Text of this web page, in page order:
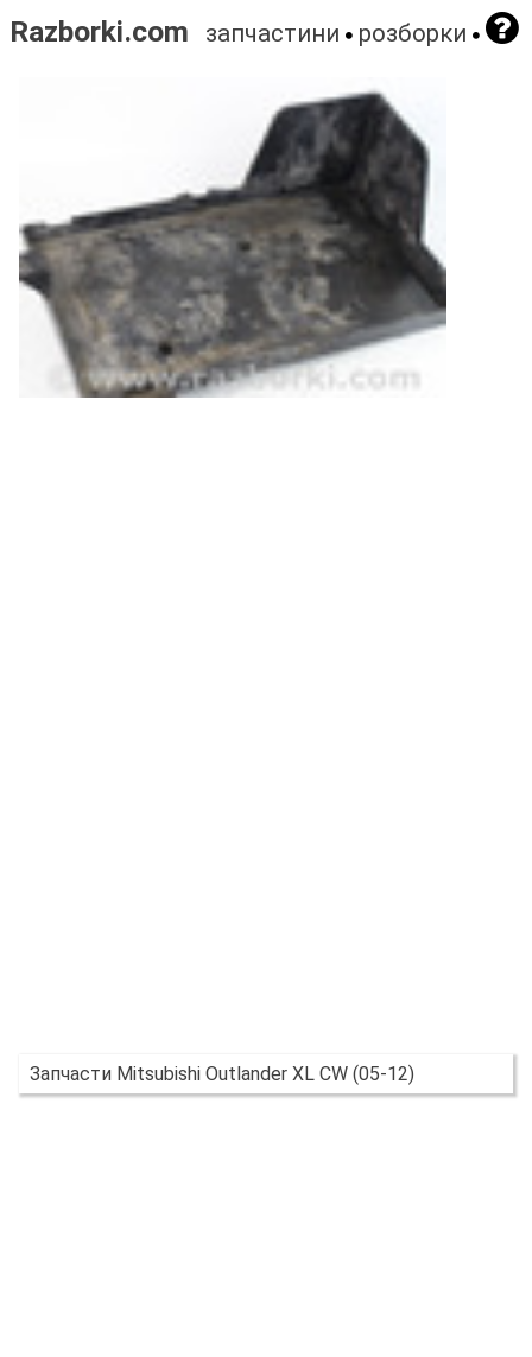
Razborki.com запчастини розборки
Запчасти Mitsubishi Outlander XL CW (05-12)